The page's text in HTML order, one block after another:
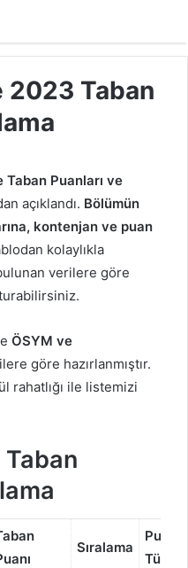
2023 Taban
Taban Puanları ve
açıklandı. Bölümün
kontenjan ve puan
kolaylıkla
verilere göre
ÖSYM ve
göre hazırlanmıştır.
rahatlığı ile listemizi
Sıralama
Puan
Türü